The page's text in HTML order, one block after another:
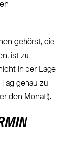
gehörst, die
ist zu
in der Lage
genau zu
den Monat!).